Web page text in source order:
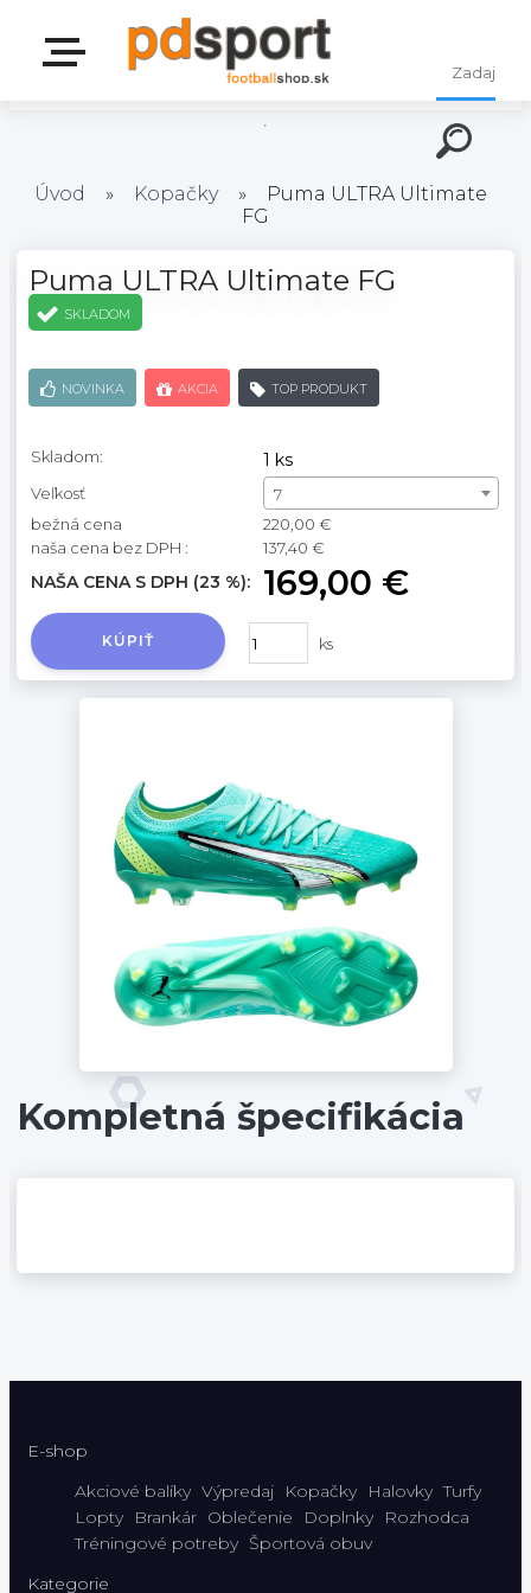
Úvod » Kopačky »
Puma ULTRA Ultimate
FG
Puma ULTRA Ultimate FG
SKLADOM
NOVINKA AKCIA TOP PRODUKT
Skladom: 1 ks
Veľkosť
7
bežná cena
220,00 €
naša cena bez DPH :
137,40 €
NAŠA CENA S DPH (23 %): 169,00 €
ks
KÚPIŤ
Kompletná špecifikácia
E-shop
Akciové balíky Výpredaj Kopačky Halovky Turfy
Lopty
Brankár Oblečenie Doplnky
Rozhodca
Tréningové potreby Športová obuv
Kategorie